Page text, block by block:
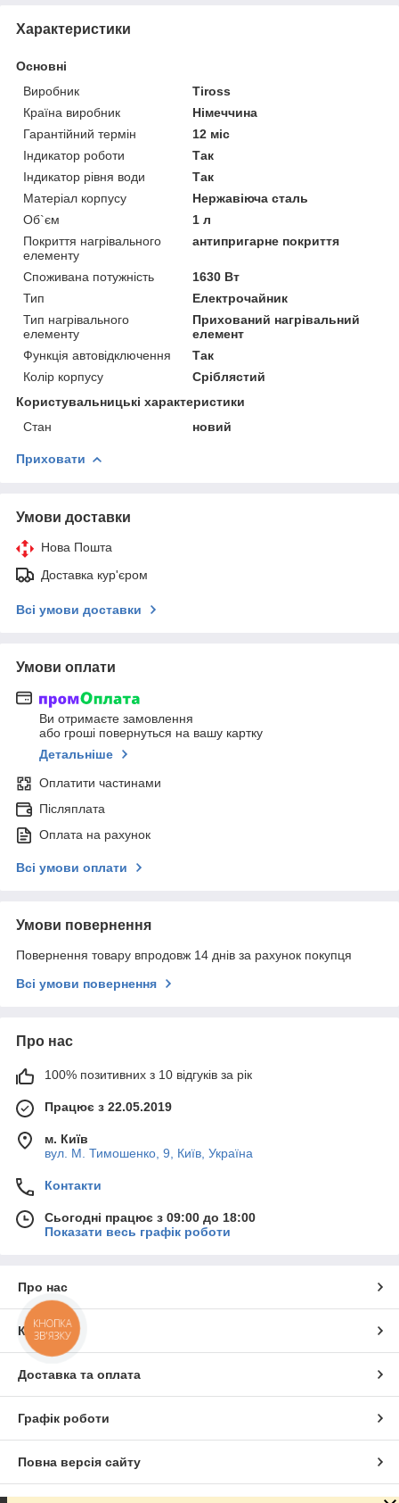
Характеристики
Основні
Виробник
Tiross
Країна виробник
Німеччина
Гарантійний термін
12 міс
Індикатор роботи
Так
Індикатор рівня води
Так
Матеріал корпусу
Нержавіюча сталь
Об`єм
1 л
Покриття нагрівального
елементу
антипригарне покриття
Споживана потужність
1630 Вт
Тип
Електрочайник
Тип нагрівального
елементу
Прихований нагрівальний
елемент
Функція автовідключення
Так
Колір корпусу
Сріблястий
Користувальницькі характеристики
Стан
новий
Приховати
Умови доставки
Нова Пошта
Доставка кур'єром
Всі умови доставки
Умови оплати
Ви отримаєте замовлення
або гроші повернуться на вашу картку
Детальніше
Оплатити частинами
Післяплата
Оплата на рахунок
Всі умови оплати
Умови повернення
Повернення товару впродовж 14 днів за рахунок покупця
Всі умови повернення
Про нас
100% позитивних з 10 відгуків за рік
Працює з 22.05.2019
м. Київ
вул. М. Тимошенко, 9, Київ, Україна
Контакти
Сьогодні працює з 09:00 до 18:00
Показати весь графік роботи
Про нас
Контакти
Доставка та оплата
Графік роботи
Повна версія сайту
КНОПКА
ЗВ'ЯЗКУ